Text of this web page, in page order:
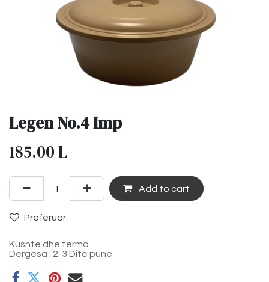
Legen No.4 Imp
185.00L
Add to cart
Preferuar
Kushte dhe terma
Dergesa : 2-3 Dite pune